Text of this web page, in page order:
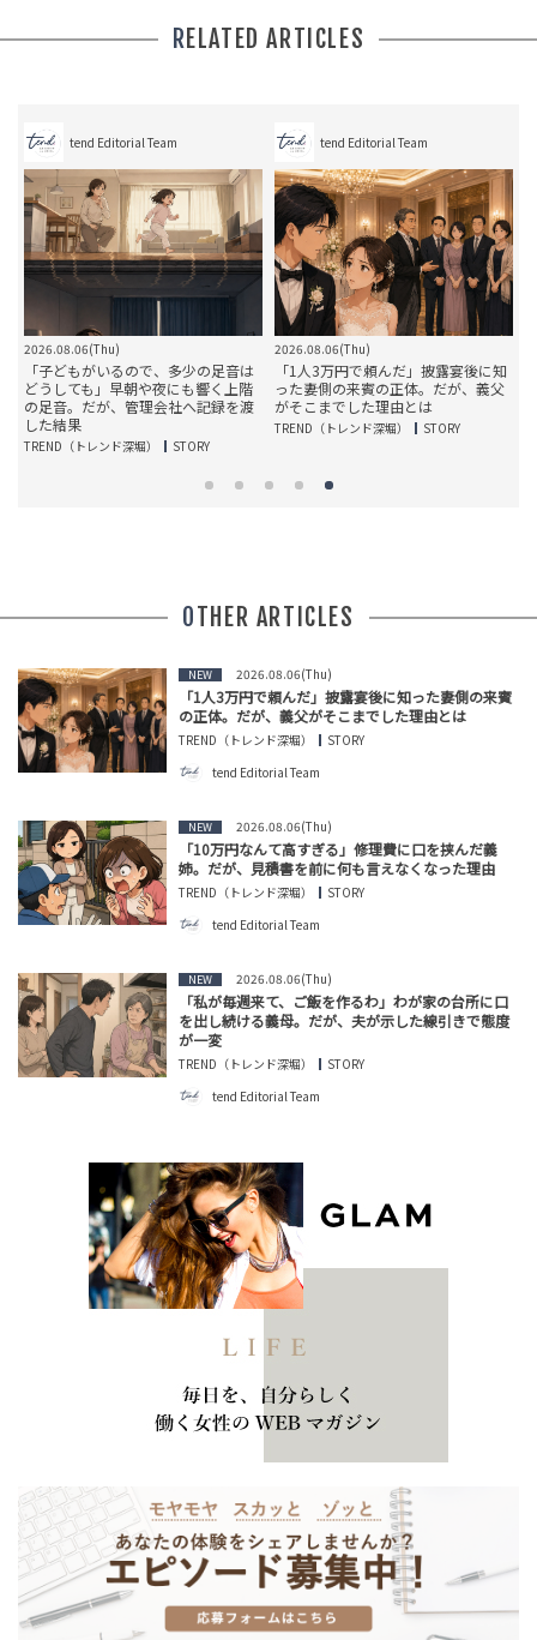
RELATED ARTICLES
tend Editorial Team
2026.08.06(Thu)
「子どもがいるので、多少の足音は
どうしても」早朝や夜にも響く上階
の足音。だが、管理会社へ記録を渡
した結果
TREND（トレンド深堀） STORY
tend Editorial Team
2026.08.06(Thu)
「1人3万円で頼んだ」披露宴後に知
った妻側の来賓の正体。だが、義父
がそこまでした理由とは
TREND（トレンド深堀） STORY
OTHER ARTICLES
NEW 2026.08.06(Thu)
「1人3万円で頼んだ」披露宴後に知った妻側の来賓
の正体。だが、義父がそこまでした理由とは
TREND（トレンド深堀）
STORY
tend Editorial Team
NEW 2026.08.06(Thu)
「10万円なんて高すぎる」修理費に口を挟んだ義
姉。だが、見積書を前に何も言えなくなった理由
TREND（トレンド深堀）
STORY
tend Editorial Team
NEW 2026.08.06(Thu)
「私が毎週来て、ご飯を作るわ」わが家の台所に口
を出し続ける義母。だが、夫が示した線引きで態度
が一変
TREND（トレンド深堀）
STORY
tend Editorial Team